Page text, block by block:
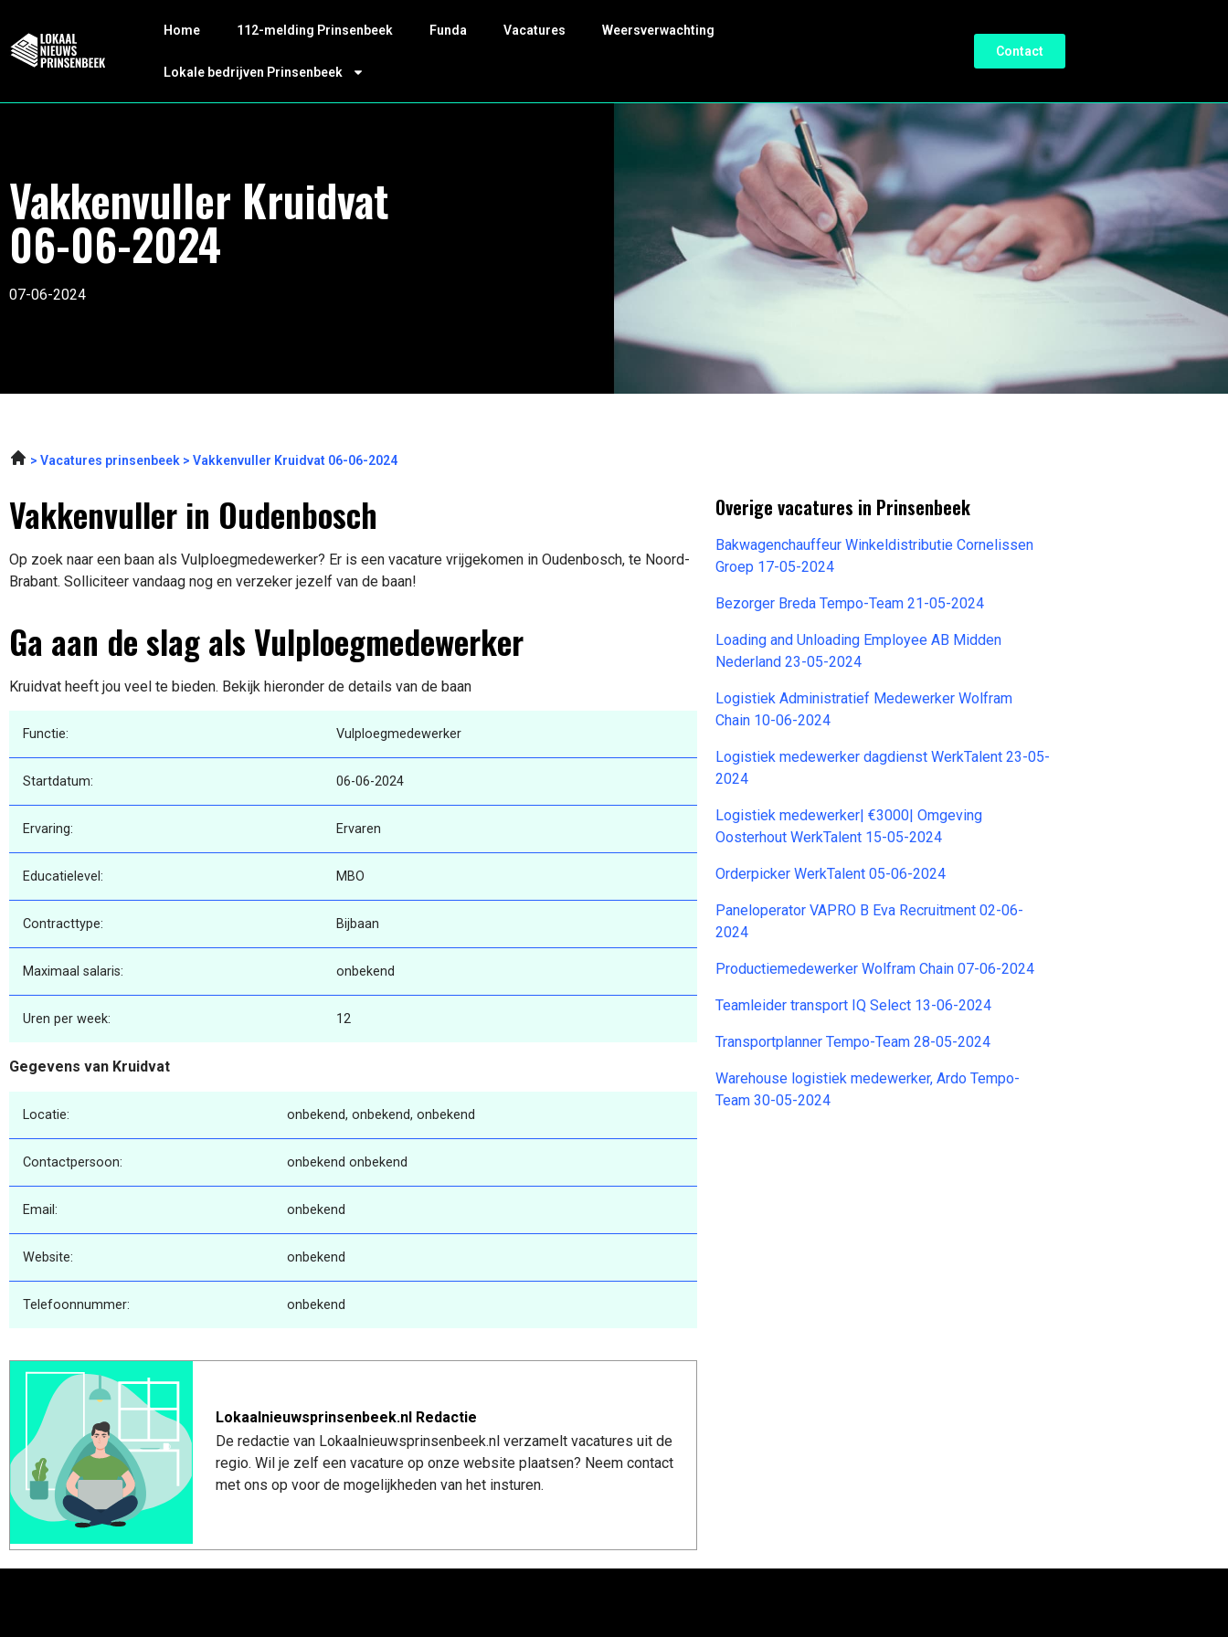
Home 112-melding Prinsenbeek Funda Vacatures Weersverwachting
Lokale bedrijven Prinsenbeek
Contact
Vakkenvuller Kruidvat
06-06-2024
07-06-2024
Vacatures prinsenbeek Vakkenvuller Kruidvat 06-06-2024
Vakkenvuller in Oudenbosch
Op zoek naar een baan als Vulploegmedewerker? Er is een vacature vrijgekomen in Oudenbosch, te Noord-
Brabant. Solliciteer vandaag nog en verzeker jezelf van de baan!
Ga aan de slag als Vulploegmedewerker
Kruidvat heeft jou veel te bieden. Bekijk hieronder de details van de baan
Functie: Vulploegmedewerker
Startdatum: 06-06-2024
Ervaring: Ervaren
Educatielevel: MBO
Contracttype: Bijbaan
Maximaal salaris: onbekend
Uren per week: 12
Gegevens van Kruidvat
Locatie: onbekend, onbekend, onbekend
Contactpersoon: onbekend onbekend
Email: onbekend
Website: onbekend
Telefoonnummer: onbekend
Lokaalnieuwsprinsenbeek.nl Redactie
De redactie van Lokaalnieuwsprinsenbeek.nl verzamelt vacatures uit de
regio. Wil je zelf een vacature op onze website plaatsen? Neem contact
met ons op voor de mogelijkheden van het insturen.
Overige vacatures in Prinsenbeek
Bakwagenchauffeur Winkeldistributie Cornelissen
Groep 17-05-2024
Bezorger Breda Tempo-Team 21-05-2024
Loading and Unloading Employee AB Midden
Nederland 23-05-2024
Logistiek Administratief Medewerker Wolfram
Chain 10-06-2024
Logistiek medewerker dagdienst WerkTalent 23-05-
2024
Logistiek medewerker| €3000| Omgeving
Oosterhout WerkTalent 15-05-2024
Orderpicker WerkTalent 05-06-2024
Paneloperator VAPRO B Eva Recruitment 02-06-
2024
Productiemedewerker Wolfram Chain 07-06-2024
Teamleider transport IQ Select 13-06-2024
Transportplanner Tempo-Team 28-05-2024
Warehouse logistiek medewerker, Ardo Tempo-
Team 30-05-2024